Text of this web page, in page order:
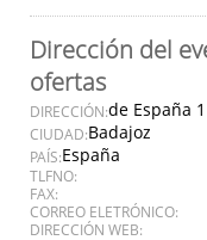
Dirección del
ofertas
DIRECCIÓN:de España 1
CIUDAD:Badajoz
PAÍS:España
TLFNO:
FAX:
CORREO ELETRÓNICO:
DIRECCIÓN WEB: